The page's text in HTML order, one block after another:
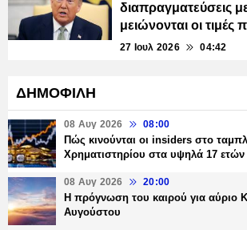
διαπραγματεύσεις
μειώνονται οι τιμές
27 Ιουλ 2026 04:42
ΔΗΜΟΦΙΛΗ
08 Αυγ 2026 08:00
Πώς κινούνται οι insiders στο
Χρηματιστηρίου στα υψηλά 17 ετών
08 Αυγ 2026 20:00
Η πρόγνωση του καιρού για αύριο
Αυγούστου